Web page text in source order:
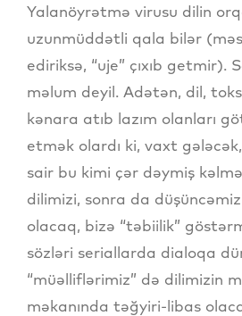
Yalanöyrətmə virusu dilin
uzunmüddətli qala bilər
ediriksə, “uje” çıxıb getmir).
məlum deyil. Adətən, dil,
kənara atıb lazım olanları
etmək olardı ki, vaxt gələcək,
sair bu kimi çər dəymiş
dilimizi, sonra da
olacaq, bizə “təbiilik”
sözləri seriallarda dialoqa
“müəlliflərimiz” də dilimizin
məkanında təğyiri-libas